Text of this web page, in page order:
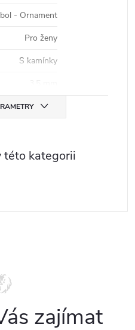
- Ornament
Pro ženy
S kamínky
této kategorii
zajímat